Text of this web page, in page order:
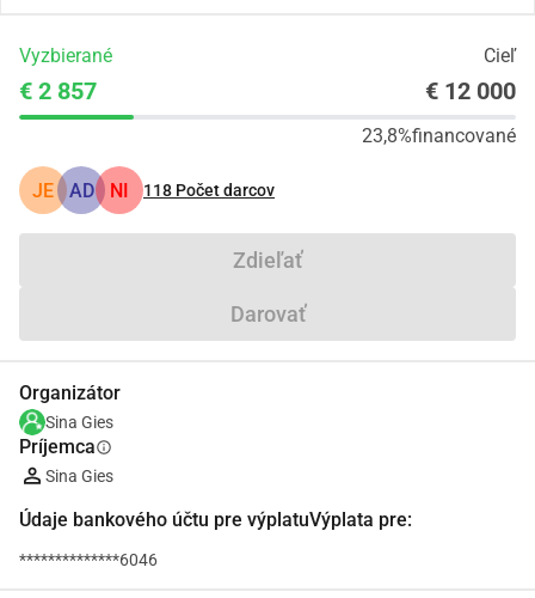
Vyzbierané Cieľ
€ 2 857 € 12 000
23,8%financované
JE AD NI 118 Počet darcov
Zdieľať
Darovať
Organizátor
Sina Gies
Príjemcainfo
Sina Gies
Údaje bankového účtu pre výplatuVýplata pre:
**************6046